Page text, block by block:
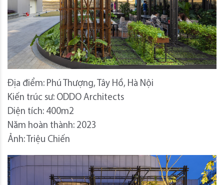
Địa điểm: Phú Thượng, Tây Hồ, Hà Nội
Kiến trúc sư: ODDO Architects
Diện tích: 400m2
Năm hoàn thành: 2023
Ảnh: Triệu Chiến